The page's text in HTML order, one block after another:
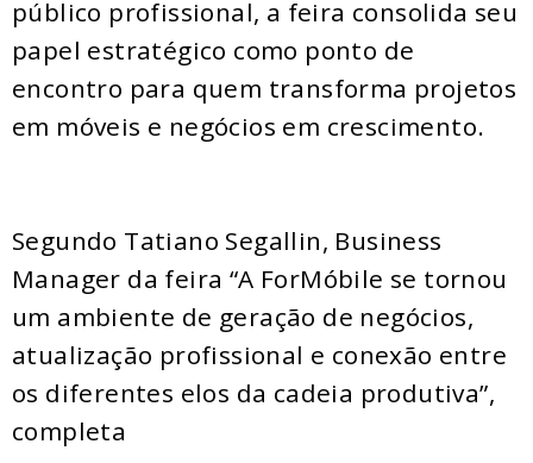
público profissional, a feira consolida seu
papel estratégico como ponto de
encontro para quem transforma projetos
em móveis e negócios em crescimento.
Segundo Tatiano Segallin, Business
Manager da feira “A ForMóbile se tornou
um ambiente de geração de negócios,
atualização profissional e conexão entre
os diferentes elos da cadeia produtiva”,
completa